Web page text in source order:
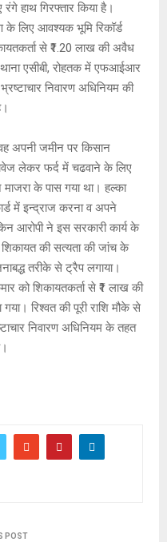
हाथ गिरफ्तार किया है।
लिए आवश्यक भूमि रिकॉर्ड
से ₹1.20 लाख की अवैध
एसीबी, रोहतक में एफआईआर
निवारण अधिनियम की
अपनी जमीन पर किसान
लेकर फर्द में चढवाने के लिए
के पास गया था। हल्का
में इन्द्राज करना व अपने
आरोपी ने इस सरकारी कार्य के
की सत्यता की जांच के
तरीके से ट्रैप लगाया।
को शिकायतकर्ता से ₹1 लाख की
रिश्वत की पूरी राशि मौके से
निवारण अधिनियम के तहत
POST